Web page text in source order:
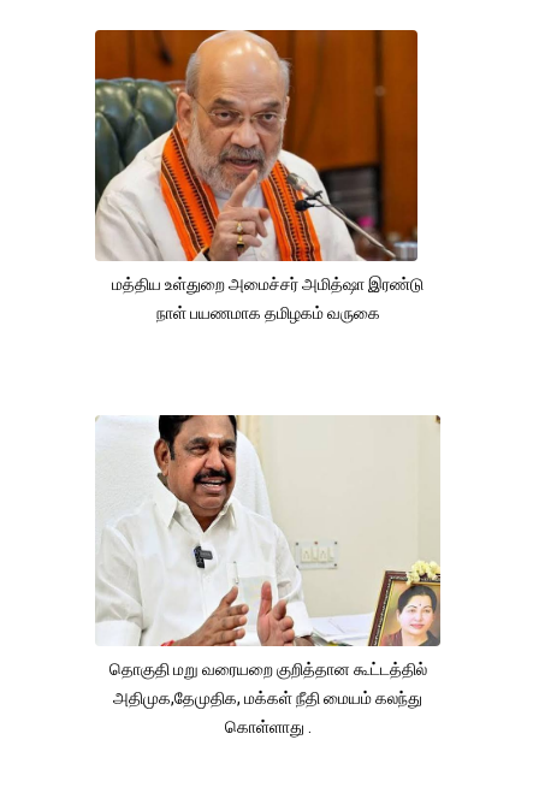
மத்திய உள்துறை அமைச்சர் அமித்ஷா இரண்டு
நாள் பயணமாக தமிழகம் வருகை
தொகுதி மறு வரையறை குறித்தான கூட்டத்தில்
அதிமுக,தேமுதிக, மக்கள் நீதி மையம் கலந்து
கொள்ளாது .